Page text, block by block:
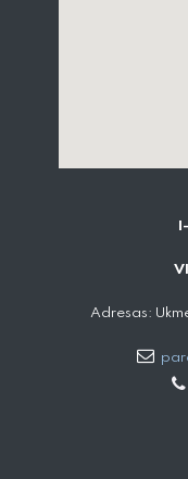
Adresas: